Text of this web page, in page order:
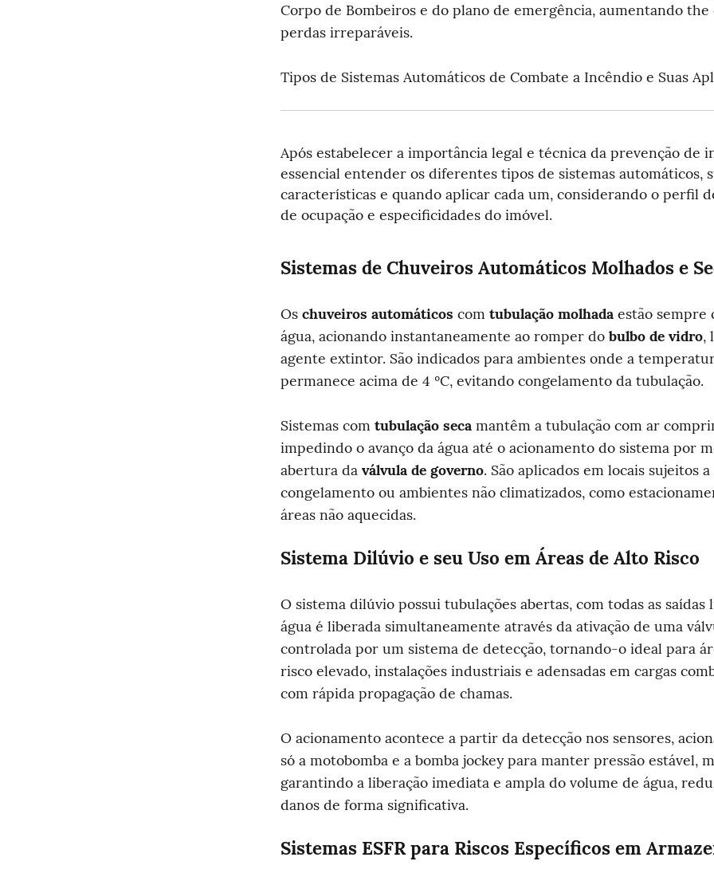
Corpo de Bombeiros e do plano de emergência, aumentando the
perdas irreparáveis.
Tipos de Sistemas Automáticos de Combate a Incêndio e Suas
Após estabelecer a importância legal e técnica da prevenção de
essencial entender os diferentes tipos de sistemas automáticos,
características e quando aplicar cada um, considerando o perfil
de ocupação e especificidades do imóvel.
Sistemas de Chuveiros Automáticos Molhados e
Os chuveiros automáticos com tubulação molhada estão sempre
água, acionando instantaneamente ao romper do bulbo de vidro,
agente extintor. São indicados para ambientes onde a
permanece acima de 4 ºC, evitando congelamento da tubulação.
Sistemas com tubulação seca mantêm a tubulação com ar
impedindo o avanço da água até o acionamento do sistema por
abertura da válvula de governo. São aplicados em locais sujeitos a
congelamento ou ambientes não climatizados, como
áreas não aquecidas.
Sistema Dilúvio e seu Uso em Áreas de Alto Risco
O sistema dilúvio possui tubulações abertas, com todas as saídas
água é liberada simultaneamente através da ativação de uma
controlada por um sistema de detecção, tornando-o ideal para
risco elevado, instalações industriais e adensadas em cargas
com rápida propagação de chamas.
O acionamento acontece a partir da detecção nos sensores,
só a motobomba e a bomba jockey para manter pressão estável,
garantindo a liberação imediata e ampla do volume de água,
danos de forma significativa.
Sistemas ESFR para Riscos Específicos em